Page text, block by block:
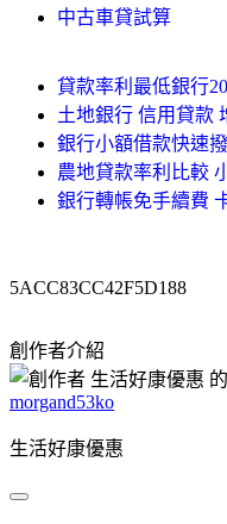
中古車貸試算
貸款率利最低銀行
土地銀行 信用貸款
銀行小額借款快速
農地貸款率利比較
銀行轉帳免手續費
5ACC83CC42F5D188
創作者介紹
morgand53ko
生活好康優惠